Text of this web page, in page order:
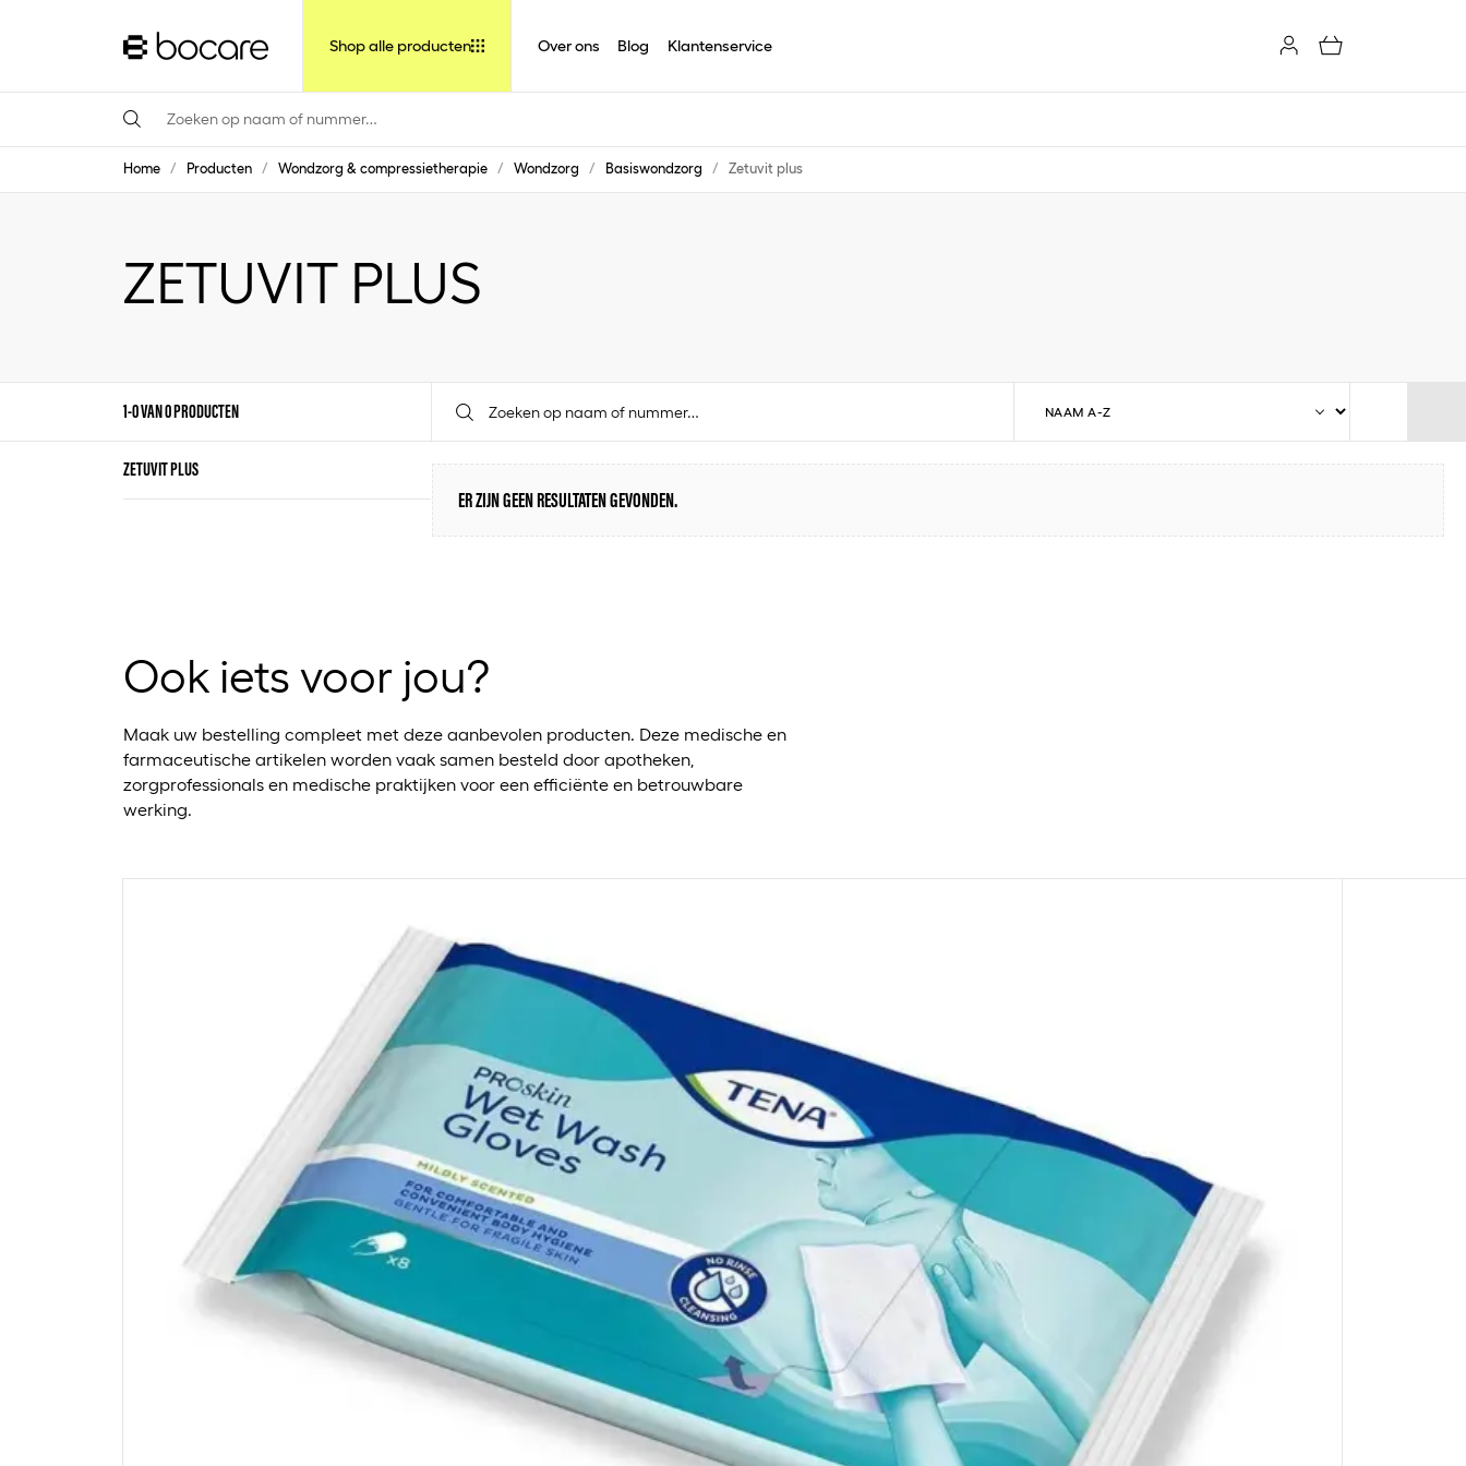
Shop alle producten Over ons Blog Klantenservice
Home / Producten / Wondzorg & compressietherapie / Wondzorg / Basiswondzorg / Zetuvit plus
ZETUVIT PLUS
1-0 VAN 0 PRODUCTEN
ZETUVIT PLUS
ER ZIJN GEEN RESULTATEN GEVONDEN.
Ook iets voor jou?
Maak uw bestelling compleet met deze aanbevolen producten. Deze medische en
farmaceutische artikelen worden vaak samen besteld door apotheken,
zorgprofessionals en medische praktijken voor een efficiënte en betrouwbare
werking.